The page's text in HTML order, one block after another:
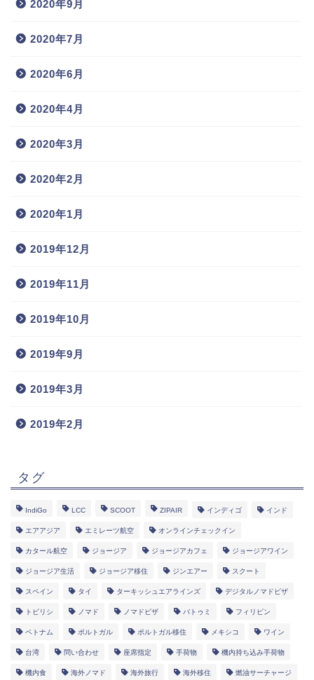
2020年9月
2020年7月
2020年6月
2020年4月
2020年3月
2020年2月
2020年1月
2019年12月
2019年11月
2019年10月
2019年9月
2019年3月
2019年2月
タグ
IndiGo LCC SCOOT ZIPAIR インディゴ インド
エアアジア エミレーツ航空 オンラインチェックイン
カタール航空 ジョージア ジョージアカフェ ジョージアワイン
ジョージア生活 ジョージア移住 ジンエアー スクート
スペイン タイ ターキッシュエアラインズ デジタルノマドビザ
トビリシ ノマド ノマドビザ バトゥミ フィリピン
ベトナム ポルトガル ポルトガル移住 メキシコ ワイン
台湾 問い合わせ 座席指定 手荷物 機内持ち込み手荷物
機内食 海外ノマド 海外旅行 海外移住 燃油サーチャージ